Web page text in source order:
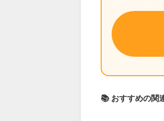
📚 おすすめの関